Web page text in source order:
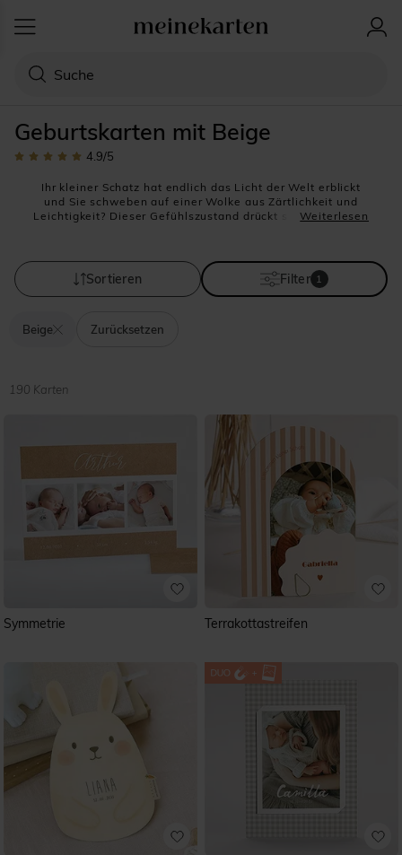
Geburtskarten mit Beige
4.9/5
Ihr kleiner Schatz hat endlich das Licht der Welt erblickt
und Sie schweben auf einer Wolke aus Zärtlichkeit und
Leichtigkeit? Dieser Gefühlszustand drückt sich am besten
Geborgenheit. Kombiniert mit starken Farben wie
Dunkelblau, Rosa oder auch floralem Grün, liefert es einen
wunderbaren weichen Kontrast, ohne gleich hart wie weiß
Geburtskarten für Ihr Mädchen oder auch Ihre Jungen
empfehlen wir Ihnen Baby-Fotos in Schwarz-weiß zu
gefällt, raten wir Ihnen auch gleich die passenden
für all die Geschenk zurechtzulegen. In Ihrer
„Wunschliste“ gespeichert, können Sie sie später jederzeit
wieder anwählen, ansehen und mit ein paar Klicks direkt
bestellen.
Weiterlesen
Sortieren Filter 1
Beige Zurücksetzen
190 Karten
Symmetrie Terrakottastreifen